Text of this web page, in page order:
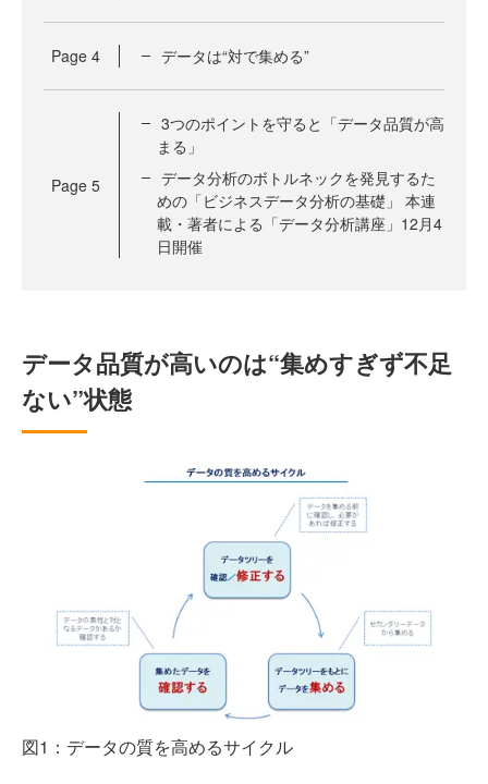
Page 4 データは“対で集める”
Page 5
3つのポイントを守ると「データ品質が高
まる」
データ分析のボトルネックを発見するた
めの「ビジネスデータ分析の基礎」 本連
載・著者による「データ分析講座」12月4
日開催
データ品質が高いのは“集めすぎず不足
ない”状態
図1：データの質を高めるサイクル